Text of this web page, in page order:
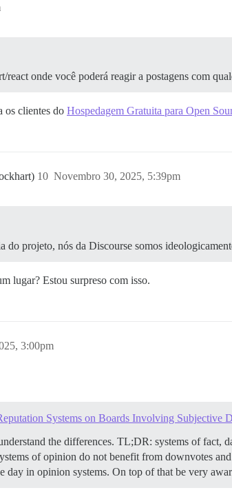
onde você poderá reagir a postagens com
os clientes do Hospedagem Gratuita para Open
Novembro 30, 2025, 5:39pm
10
do projeto, nós da Discourse somos
lugar? Estou surpreso com isso.
3:00pm
Systems on Boards Involving Subjective
the differences. TL;DR: systems of fact,
of opinion do not benefit from downvotes
day in opinion systems. On top of that be very